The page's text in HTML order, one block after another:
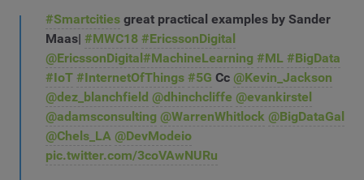
#Smartcities great practical examples by Sander
Maas| #MWC18 #EricssonDigital
@EricssonDigital#MachineLearning #ML #BigData
#IoT #InternetOfThings #5G Cc @Kevin_Jackson
@dez_blanchfield @dhinchcliffe @evankirstel
@adamsconsulting @WarrenWhitlock @BigDataGal
@Chels_LA @DevModeio
pic.twitter.com/3coVAwNURu